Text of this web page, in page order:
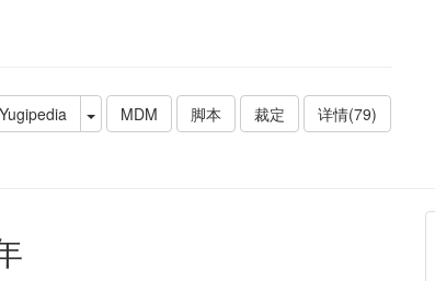
Yugipedia MDM 脚本 裁定 详情(79)